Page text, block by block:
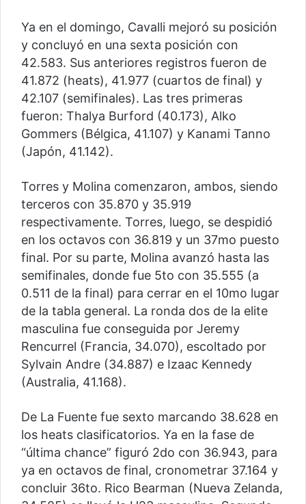
Ya en el domingo, Cavalli mejoró su posición
y concluyó en una sexta posición con
42.583. Sus anteriores registros fueron de
41.872 (heats), 41.977 (cuartos de final) y
42.107 (semifinales). Las tres primeras
fueron: Thalya Burford (40.173), Alko
Gommers (Bélgica, 41.107) y Kanami Tanno
(Japón, 41.142).
Torres y Molina comenzaron, ambos, siendo
terceros con 35.870 y 35.919
respectivamente. Torres, luego, se despidió
en los octavos con 36.819 y un 37mo puesto
final. Por su parte, Molina avanzó hasta las
semifinales, donde fue 5to con 35.555 (a
0.511 de la final) para cerrar en el 10mo lugar
de la tabla general. La ronda dos de la elite
masculina fue conseguida por Jeremy
Rencurrel (Francia, 34.070), escoltado por
Sylvain Andre (34.887) e Izaac Kennedy
(Australia, 41.168).
De La Fuente fue sexto marcando 38.628 en
los heats clasificatorios. Ya en la fase de
“última chance” figuró 2do con 36.943, para
ya en octavos de final, cronometrar 37.164 y
concluir 36to. Rico Bearman (Nueva Zelanda,